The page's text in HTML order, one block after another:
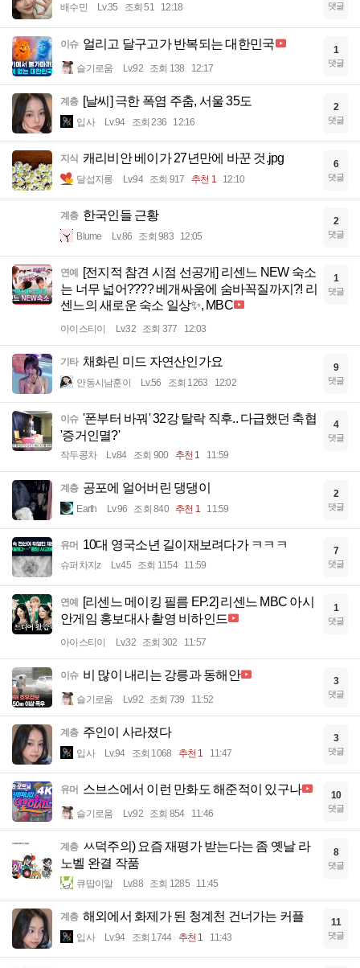
배수민 Lv.35 조회 51 12:18 댓글
이슈 얼리고 달구고가 반복되는 대한민국
슬기로움 Lv.92 조회 138 12:17
1
댓글
계층 [날씨] 극한 폭염 주춤, 서울 35도
입사 Lv.94 조회 236 12:16
2
댓글
지식 캐리비안 베이가 27년만에 바꾼 것.jpg
달섭지롱 Lv.94 조회 917 추천 1 12:10
6
댓글
계층 한국인들 근황
Blume Lv.86 조회 983 12:05
2
댓글
연예
[전지적 참견 시점 선공개] 리센느 NEW 숙소
는 너무 넓어???? 베개싸움에 숨바꼭질까지?! 리
센느의 새로운 숙소 일상✨, MBC
아이스티이 Lv.32 조회 377 12:03
1
댓글
기타 채화린 미드 자연산인가요
안동시남훈이 Lv.56 조회 1263 12:02
9
댓글
이슈 '폰부터 바꿔' 32강 탈락 직후.. 다급했던 축협
'증거인멸?'
작두콩차 Lv.84 조회 900 추천 1 11:59
4
댓글
계층 공포에 얼어버린 댕댕이
Earth Lv.96 조회 840 추천 1 11:59
2
댓글
유머 10대 영국소년 길이재보려다가 ㅋㅋㅋ
슈퍼차지z Lv.45 조회 1154 11:59
7
댓글
연예
[리센느 메이킹 필름 EP.2] 리센느 MBC 아시
안게임 홍보대사 촬영 비하인드
아이스티이 Lv.32 조회 302 11:57
1
댓글
이슈 비 많이 내리는 강릉과 동해안
슬기로움 Lv.92 조회 739 11:52
3
댓글
계층 주인이 사라졌다
입사 Lv.94 조회 1068 추천 1 11:47
3
댓글
유머 스브스에서 이런 만화도 해준적이 있구나
슬기로움 Lv.92 조회 854 11:46
10
댓글
계층 ㅆ덕주의) 요즘 재평가 받는다는 좀 옛날 라
노벨 완결 작품
큐땁이알 Lv.88 조회 1285 11:45
8
댓글
계층 해외에서 화제가 된 청계천 건너가는 커플
입사 Lv.94 조회 1744 추천 1 11:43
11
댓글